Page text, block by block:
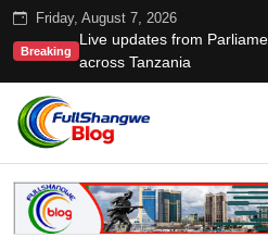
Friday, August 7, 2026
Breaking
Live updates from
across Tanzania